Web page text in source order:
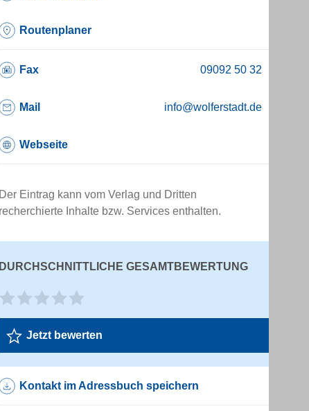
Routenplaner
Fax
Mail info@wolferstadt.de
Webseite
Der Eintrag kann vom Verlag und Dritten
recherchierte Inhalte bzw. Services enthalten.
DURCHSCHNITTLICHE GESAMTBEWERTUNG
Jetzt bewerten
Kontakt im Adressbuch speichern